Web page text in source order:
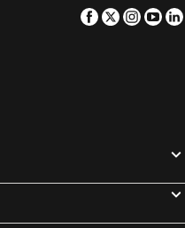
Hotel zum Schiff
Maier
Facebook
Twitter